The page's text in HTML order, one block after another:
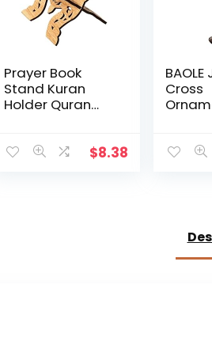
Prayer Book
Stand Kuran
Holder Quran
Mubarak
$8.38
BAOLE
Cross
Figuur
d
Way